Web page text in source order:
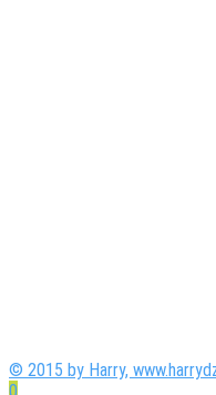
© 2015 by Harry,
0